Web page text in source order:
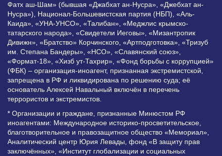
Фатх аш-Шам» (бывшая «Джабхат ан-Нусра», «Джебхат ан-
Нусра»), Национал-Большевистская партия (НБП), «Аль-
Каида», «УНА-УНСО», «Талибан», «Меджлис крымско-
татарского народа», «Свидетели Иеговы», «Мизантропик
Дивижн», «Братство» Корчинского, «Артподготовка», «Тризуб
им. Степана Бандеры», «НСО», «Славянский союз»,
«Формат-18», «Хизб ут-Тахрир», «Фонд борьбы с коррупцией»
(ФБК) – организация-иноагент, признанная экстремистской,
запрещена в РФ и ликвидирована по решению суда; её
основатель Алексей Навальный включён в перечень
террористов и экстремистов.
* Организации и граждане, признанные Минюстом РФ
иноагентами: Международное историко-просветительское,
благотворительное и правозащитное общество «Мемориал»,
Аналитический центр Юрия Левады, фонд «В защиту прав
заключённых», «Институт глобализации и социальных